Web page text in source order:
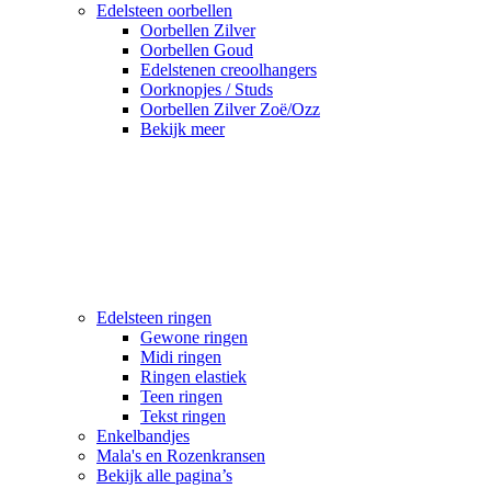
Edelsteen oorbellen
Oorbellen Zilver
Oorbellen Goud
Edelstenen creoolhangers
Oorknopjes / Studs
Oorbellen Zilver Zoë/Ozz
Bekijk meer
Edelsteen ringen
Gewone ringen
Midi ringen
Ringen elastiek
Teen ringen
Tekst ringen
Enkelbandjes
Mala's en Rozenkransen
Bekijk alle pagina’s